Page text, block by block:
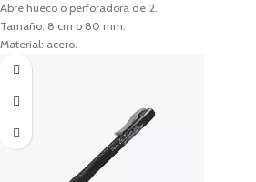
Abre hueco o perforadora de 2.
Tamaño: 8 cm o 80 mm.
Material: acero.